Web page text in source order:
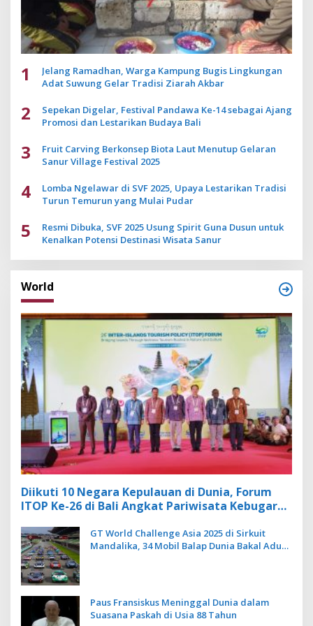
1
Jelang Ramadhan, Warga Kampung Bugis Lingkungan
Adat Suwung Gelar Tradisi Ziarah Akbar
2
Sepekan Digelar, Festival Pandawa Ke-14 sebagai Ajang
Promosi dan Lestarikan Budaya Bali
3
Fruit Carving Berkonsep Biota Laut Menutup Gelaran
Sanur Village Festival 2025
4
Lomba Ngelawar di SVF 2025, Upaya Lestarikan Tradisi
Turun Temurun yang Mulai Pudar
5
Resmi Dibuka, SVF 2025 Usung Spirit Guna Dusun untuk
Kenalkan Potensi Destinasi Wisata Sanur
World
Diikuti 10 Negara Kepulauan di Dunia, Forum
ITOP Ke-26 di Bali Angkat Pariwisata Kebugaran
GT World Challenge Asia 2025 di Sirkuit
Mandalika, 34 Mobil Balap Dunia Bakal Adu
Paus Fransiskus Meninggal Dunia dalam
Suasana Paskah di Usia 88 Tahun